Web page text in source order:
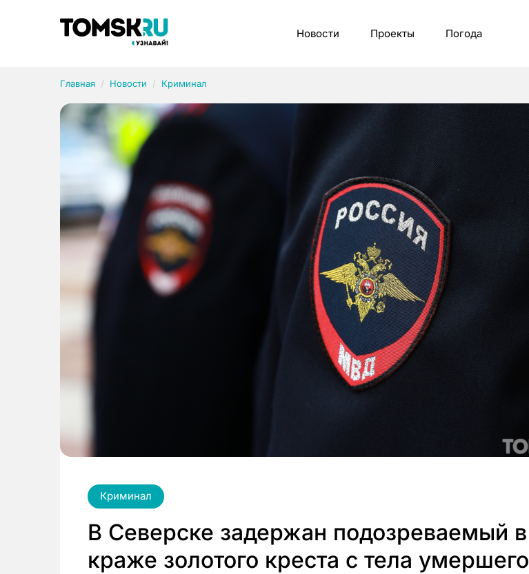
Новости Проекты Погода
Главная Новости Криминал
Криминал
В Северске задержан подозреваемый в
краже золотого креста с тела умершего
Рубрики